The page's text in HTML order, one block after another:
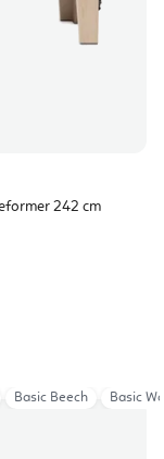
242 cm
Basic Beech Basic